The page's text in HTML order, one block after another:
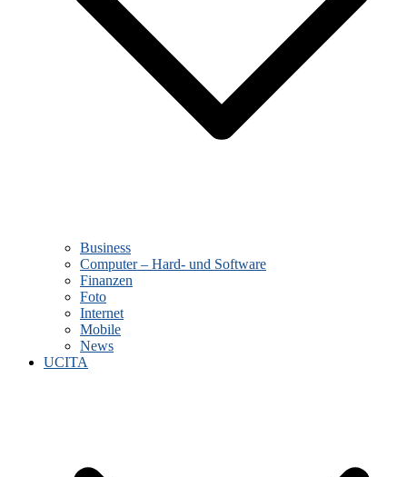
Business
Computer – Hard- und Software
Finanzen
Foto
Internet
Mobile
News
UCITA